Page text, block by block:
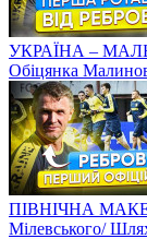
УКРАЇНА –
Обіцянка
ПІВНІЧНА
Мілевського/